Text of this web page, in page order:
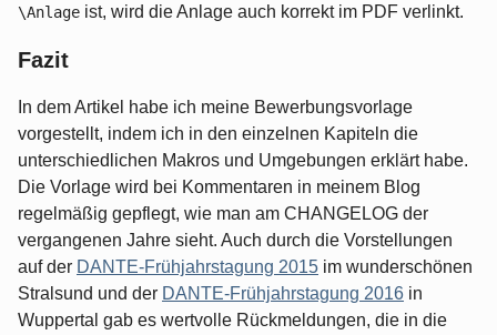
\Anlage ist, wird die Anlage auch korrekt im PDF verlinkt.
Fazit
In dem Artikel habe ich meine Bewerbungsvorlage
vorgestellt, indem ich in den einzelnen Kapiteln die
unterschiedlichen Makros und Umgebungen erklärt habe.
Die Vorlage wird bei Kommentaren in meinem Blog
regelmäßig gepflegt, wie man am CHANGELOG der
vergangenen Jahre sieht. Auch durch die Vorstellungen
auf der DANTE-Frühjahrstagung 2015 im wunderschönen
Stralsund und der DANTE-Frühjahrstagung 2016 in
Wuppertal gab es wertvolle Rückmeldungen, die in die